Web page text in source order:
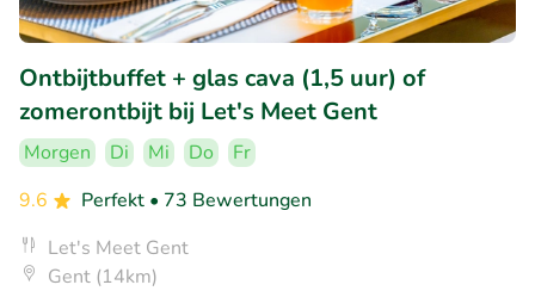
Ontbijtbuffet + glas cava (1,5 uur) of
zomerontbijt bij Let's Meet Gent
Morgen Di Mi Do
Fr
9.6
Perfekt • 73 Bewertungen
Let's Meet Gent
Gent (14km)